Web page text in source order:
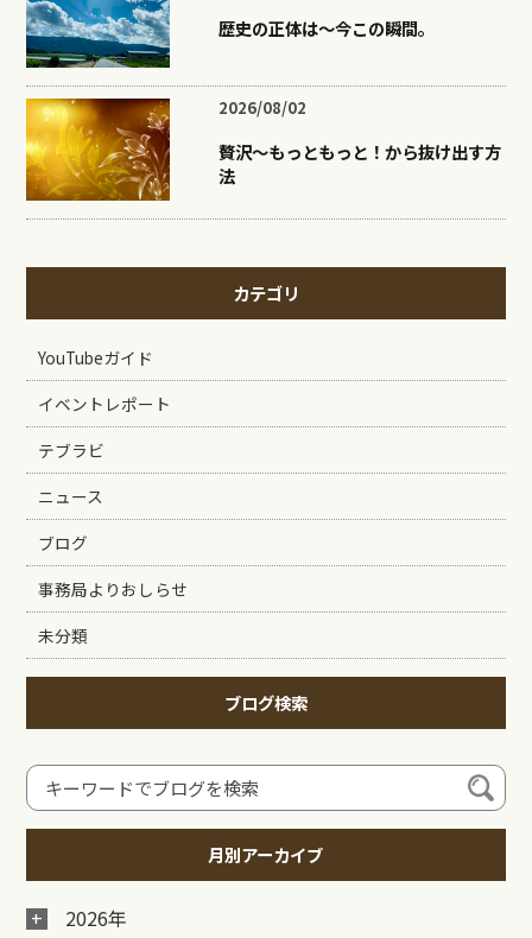
歴史の正体は〜今この瞬間。
2026/08/02
贅沢〜もっともっと！から抜け出す方
法
カテゴリ
YouTubeガイド
イベントレポート
テブラビ
ニュース
ブログ
事務局よりおしらせ
未分類
ブログ検索
月別アーカイブ
2026年